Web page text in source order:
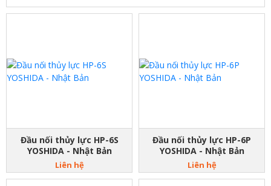
Đầu nối thủy lực HP-6S
YOSHIDA - Nhật Bản
Liên hệ
Đầu nối thủy lực HP-6P
YOSHIDA - Nhật Bản
Liên hệ